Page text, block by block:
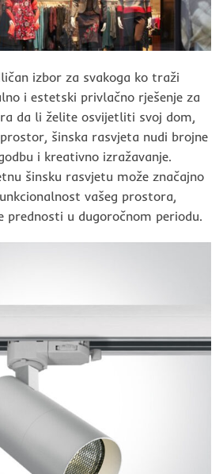
izbor za svakoga ko traži
i estetski privlačno rješenje za
da li želite osvijetliti svoj dom,
šinska rasvjeta nudi brojne
i kreativno izražavanje.
šinsku rasvjetu može značajno
vašeg prostora,
prednosti u dugoročnom periodu.